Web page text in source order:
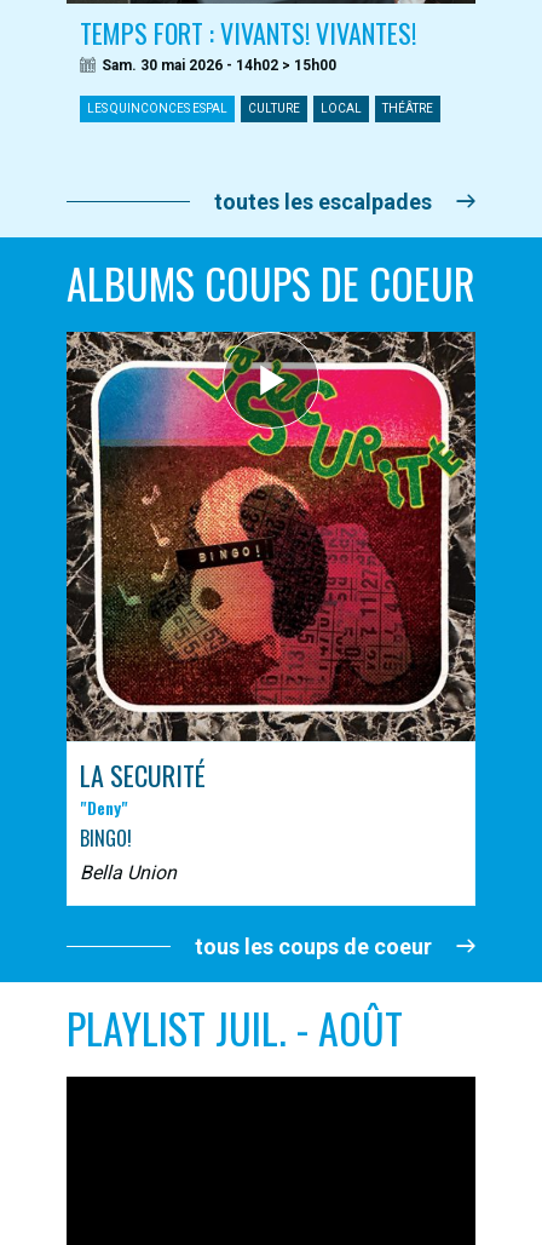
TEMPS FORT : VIVANTS! VIVANTES!
Sam. 30 mai 2026 - 14h02 > 15h00
LES QUINCONCES ESPAL CULTURE LOCAL THÉÂTRE
toutes les escalpades
ALBUMS COUPS DE COEUR
LA SECURITÉ
"Deny"
BINGO!
Bella Union
tous les coups de coeur
PLAYLIST JUIL. - AOÛT